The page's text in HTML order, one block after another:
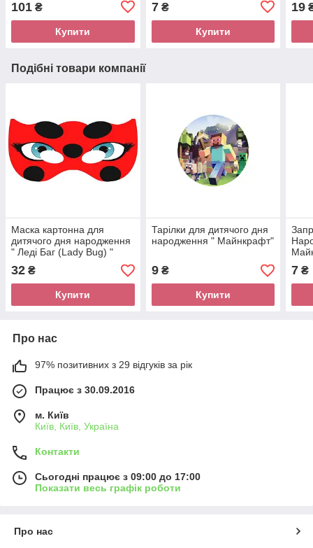
101 ₴
Купити
7₴
Купити
19
Подібні товари компанії
Маска картонна для
дитячого дня народження
" Леді Баг (Lady Bug) "
32 ₴
Купити
Тарілки для дитячого дня
народження " Майнкрафт"
9₴
Купити
7 ₴
Про нас
97% позитивних з 29 відгуків за рік
Працює з 30.09.2016
м. Київ
Київ, Київ, Україна
Контакти
Сьогодні працює з 09:00 до 17:00
Показати весь графік роботи
Про нас